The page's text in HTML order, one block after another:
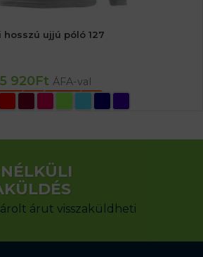
hosszú ujjú póló 127
5 920Ft ÁFA-val
OPCIÓK VÁLASZTÁSA
árut visszaküldheti